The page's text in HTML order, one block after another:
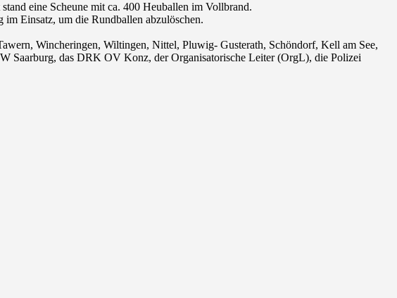
eine Scheune mit ca. 400 Heuballen im Vollbrand.
Einsatz, um die Rundballen abzulöschen.
Wincheringen, Wiltingen, Nittel, Pluwig- Gusterath, Schöndorf, Kell am See,
Saarburg, das DRK OV Konz, der Organisatorische Leiter (OrgL), die Polizei